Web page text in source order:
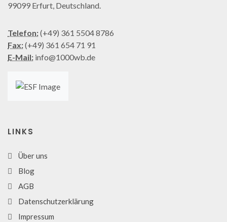
99099 Erfurt, Deutschland.
Telefon:(+49) 361 5504 8786
Fax:(+49) 361 654 71 91
E-Mail: info@1000wb.de
LINKS
Über uns
Blog
AGB
Datenschutzerklärung
Impressum